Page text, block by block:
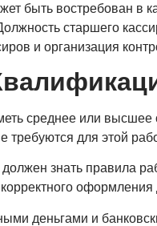
быть востребован в
старшего
и организация
среднее или
требуются для этой
знать правила
деньгами и